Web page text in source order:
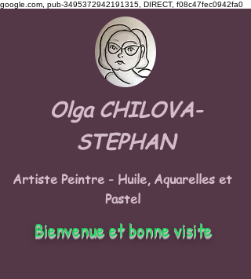
google.com, pub-3495372942191315, DIRECT, f08c47fec0942fa0
Olga CHILOVA-
STEPHAN
Artiste Peintre - Huile, Aquarelles et
Pastel
Bienvenue et bonne visite